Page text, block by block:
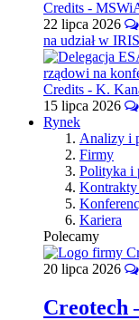
22 lipca 2026
na udział w
15 lipca 2026
Rynek
Analizy i
Firmy
Polityka i
Kontrakty
Kariera
Polecamy
20 lipca 2026
Creotech